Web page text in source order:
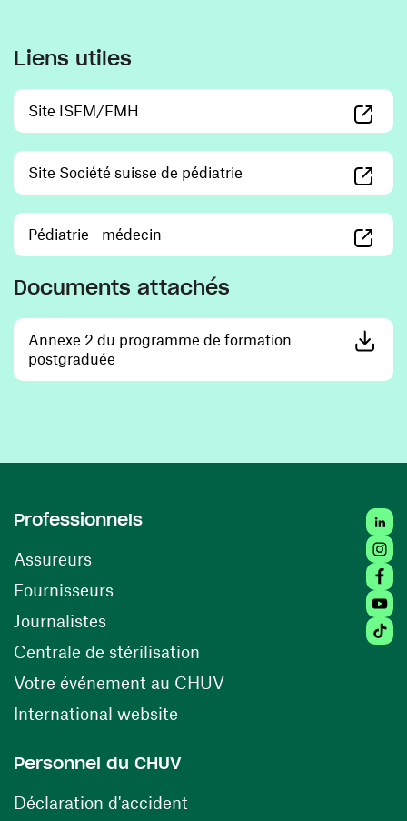
Liens utiles
Site ISFM/FMH
Site Société suisse de pédiatrie (ouvre une nouvelle
Pédiatrie - médecin
Documents attachés
Annexe 2 du programme de formation
postgraduée
Professionnels
Assureurs
Fournisseurs(ouvre une nouvelle fenêtre)
Journalistes
Centrale de stérilisation (ouvre une nouvelle
Votre événement au CHUV(ouvre une nouvelle
International website
Personnel du CHUV
Déclaration d'accident